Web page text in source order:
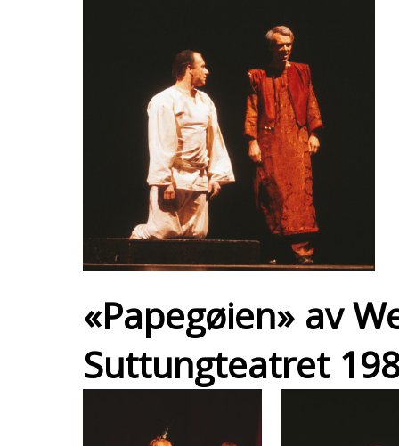
«Papegøien» av
Suttungteatret